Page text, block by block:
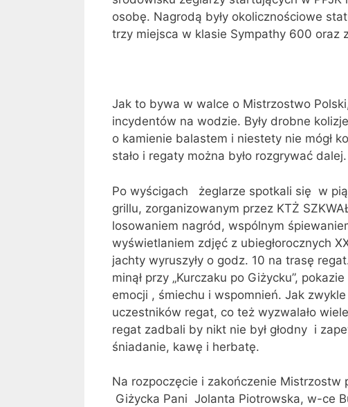
osobę. Nagrodą były okolicznościowe
trzy miejsca w klasie Sympathy 600 oraz
Jak to bywa w walce o Mistrzostwo
incydentów na wodzie. Były drobne
o kamienie balastem i niestety nie mógł
stało i regaty można było rozgrywać dalej.
Po wyścigach żeglarze spotkali się w
grillu, zorganizowanym przez KTŻ
losowaniem nagród, wspólnym
wyświetlaniem zdjęć z ubiegłorocznych
jachty wyruszyły o godz. 10 na trasę
minął przy „Kurczaku po Giżycku”,
emocji , śmiechu i wspomnień. Jak
uczestników regat, co też wyzwalało
regat zadbali by nikt nie był głodny i
śniadanie, kawę i herbatę.
Na rozpoczęcie i zakończenie
Giżycka Pani Jolanta Piotrowska, w-ce